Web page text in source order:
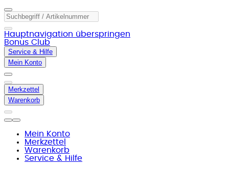
Hauptnavigation überspringen
Bonus Club
Service & Hilfe
Mein Konto
Merkzettel
Warenkorb
Mein Konto
Merkzettel
Warenkorb
Service & Hilfe